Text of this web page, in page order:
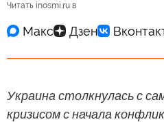
Читать inosmi.ru в
Украина столкнулась с
кризисом с начала